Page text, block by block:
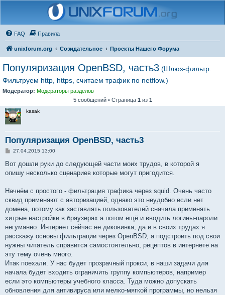
FAQ Правила
unixforum.org Созидательное Проекты Нашего Форума
Популяризация OpenBSD, часть3 (Шлюз-фильтр.
Фильтруем http, https, считаем трафик по netflow.)
Модератор: Модераторы разделов
5 сообщений • Страница 1 из 1
kasak
Популяризация OpenBSD, часть3
С
о
щ
и
е
27.04.2015 13:00
Вот дошли руки до следующей части моих трудов, в которой я
опишу несколько сценариев которые могут пригодится.
Начнём с простого - фильтрация трафика через squid. Очень часто
сквид применяют с авторизацией, однако это неудобно если нет
домена, потому как заставлять пользователей сначала применять
хитрые настройки в браузерах а потом ещё и вводить логины-пароли
негуманно. Интернет сейчас не диковинка, да и в своих трудах я
расскажу основы фильтрации через OpenBSD, а подстроить под свои
нужны читатель справится самостоятельно, рецептов в интернете на
эту тему очень много.
Итак поехали. У нас будет прозрачный прокси, в наши задачи для
начала будет входить ограничить группу компьютеров, например
если это компьютеры учебного класса. Туда можно допускать
обновления для антивируса или мелко-мягкой программы, но нельзя